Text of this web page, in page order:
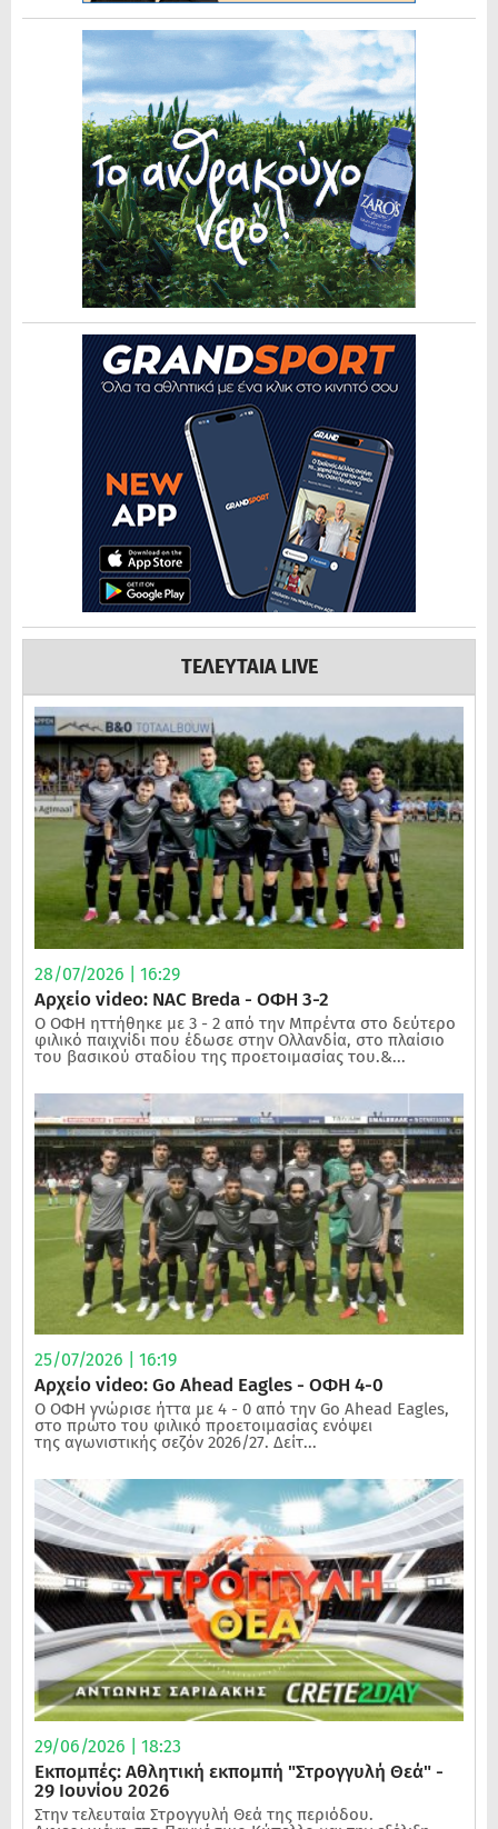
ΤΕΛΕΥΤΑΙΑ LIVE
28/07/2026 | 16:29
Αρχείο video: NAC Breda - ΟΦΗ 3-2
Ο ΟΦΗ ηττήθηκε με 3 - 2 από την Μπρέντα στο δεύτερο
φιλικό παιχνίδι που έδωσε στην Ολλανδία, στο πλαίσιο
του βασικού σταδίου της προετοιμασίας του.&...
25/07/2026 | 16:19
Αρχείο video: Go Ahead Eagles - ΟΦΗ 4-0
Ο ΟΦΗ γνώρισε ήττα με 4 - 0 από την Go Ahead Eagles,
στο πρώτο του φιλικό προετοιμασίας ενόψει
της αγωνιστικής σεζόν 2026/27. Δείτ...
29/06/2026 | 18:23
Εκπομπές: Αθλητική εκπομπή "Στρογγυλή Θεά" -
29 Ιουνίου 2026
Στην τελευταία Στρογγυλή Θεά της περιόδου.